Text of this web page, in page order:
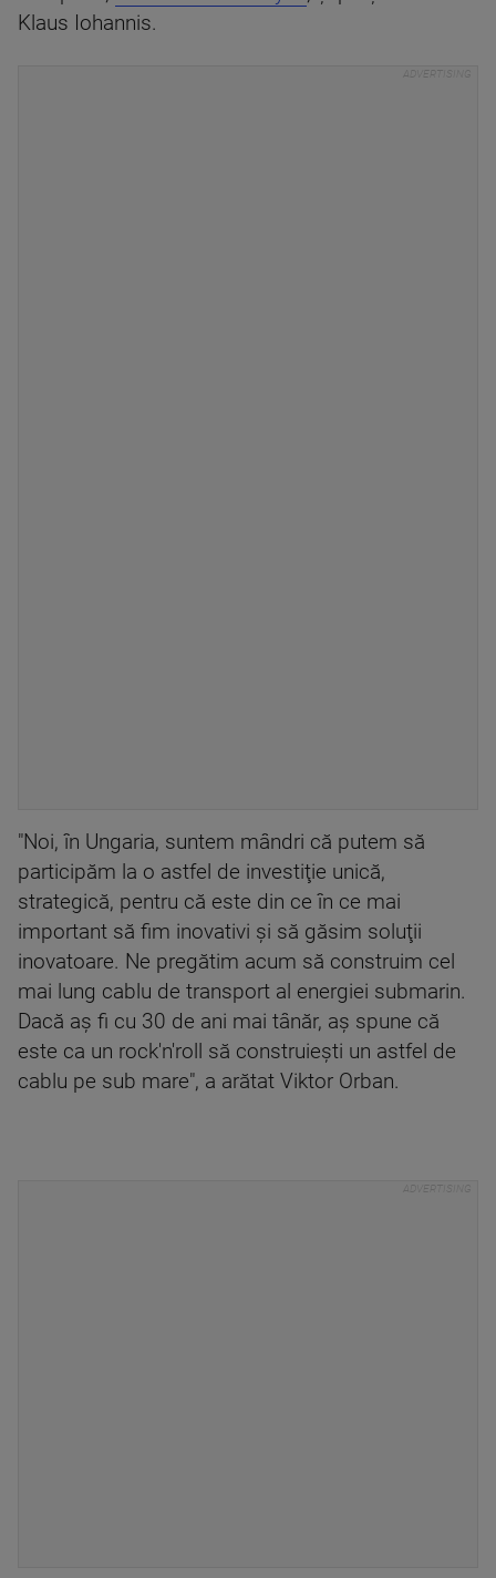
Klaus Iohannis.
"Noi, în Ungaria, suntem mândri că putem să
participăm la o astfel de investiţie unică,
strategică, pentru că este din ce în ce mai
important să fim inovativi şi să găsim soluţii
inovatoare. Ne pregătim acum să construim cel
mai lung cablu de transport al energiei submarin.
Dacă aş fi cu 30 de ani mai tânăr, aş spune că
este ca un rock'n'roll să construieşti un astfel de
cablu pe sub mare", a arătat Viktor Orban.